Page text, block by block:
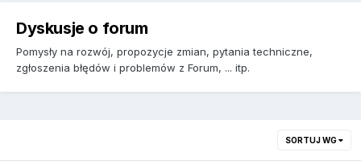
Dyskusje o forum
Pomysły na rozwój, propozycje zmian, pytania techniczne,
zgłoszenia błędów i problemów z Forum, ... itp.
SORTUJ WG